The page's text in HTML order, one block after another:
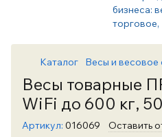
Каталог Весы и
Весы товарные
WiFi до 600 кг,
Артикул: 016069 Оставить